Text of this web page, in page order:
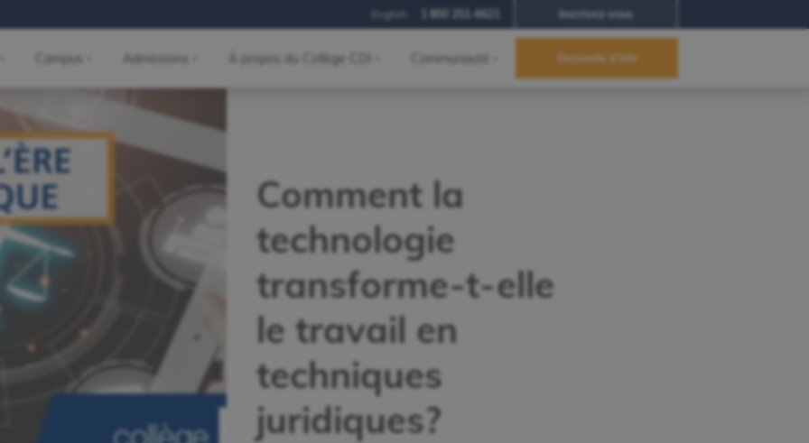
Inscrivez-vous
1 800 251-6621
English
Campus Admissions À propos du Collège CDI Communauté Demande d'info
Comment la
technologie
transforme-t-elle
le travail en
techniques
juridiques?